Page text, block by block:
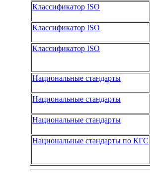
Классификатор ISO
Классификатор ISO
Классификатор ISO
Национальные стандарты
Национальные стандарты
Национальные стандарты
Национальные стандарты по КГС